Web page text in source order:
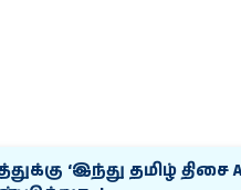
‘இந்து தமிழ் திசை